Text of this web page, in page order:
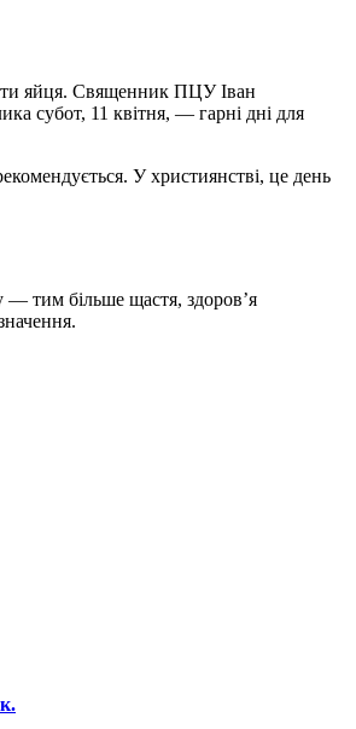
яйця. Священник ПЦУ Іван
субот, 11 квітня, — гарні дні для
У християнстві, це день
— тим більше щастя, здоров’я